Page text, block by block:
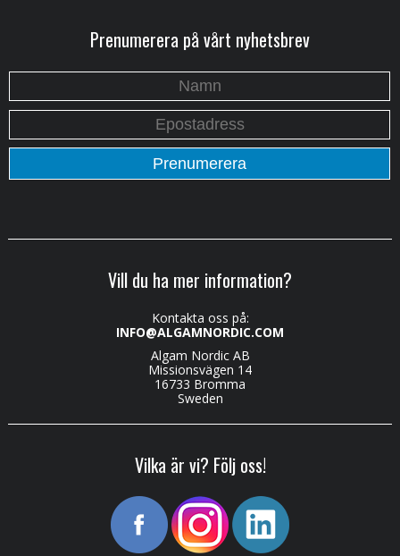
Prenumerera på vårt nyhetsbrev
Vill du ha mer information?
Kontakta oss på:
INFO@ALGAMNORDIC.COM
Algam Nordic AB
Missionsvägen 14
16733 Bromma
Sweden
Vilka är vi? Följ oss!